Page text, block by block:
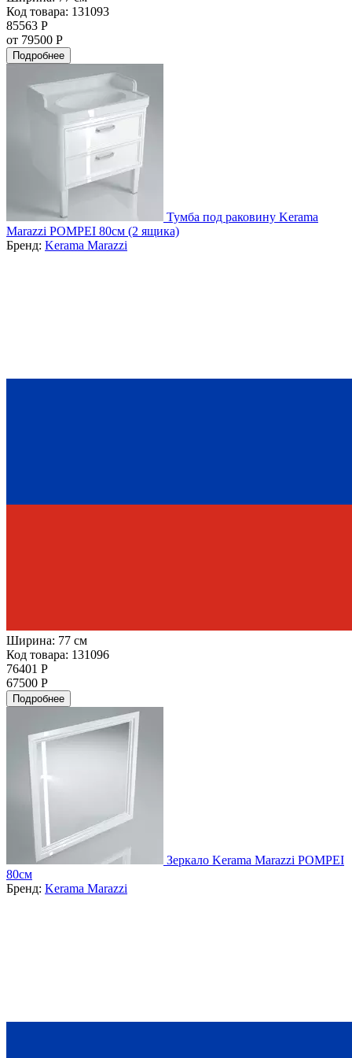
Код товара: 131093
85563 Р
от 79500 Р
Подробнее
Тумба под раковину Kerama
Marazzi POMPEI 80см (2 ящика)
Бренд: Kerama Marazzi
Ширина: 77 см
Код товара: 131096
76401 Р
67500 Р
Подробнее
Зеркало Kerama Marazzi POMPEI
80см
Бренд: Kerama Marazzi